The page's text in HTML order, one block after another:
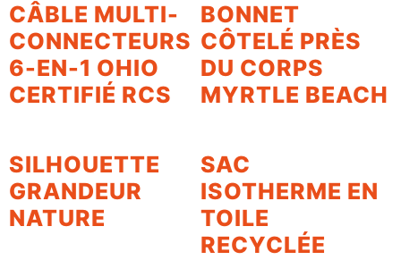
CÂBLE MULTI-
CONNECTEURS
6-EN-1 OHIO
CERTIFIÉ RCS
BONNET
CÔTELÉ PRÈS
DU CORPS
MYRTLE BEACH
SILHOUETTE
GRANDEUR
NATURE
SAC
ISOTHERME EN
TOILE
RECYCLÉE